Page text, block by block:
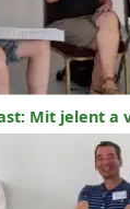
Mit jelent a